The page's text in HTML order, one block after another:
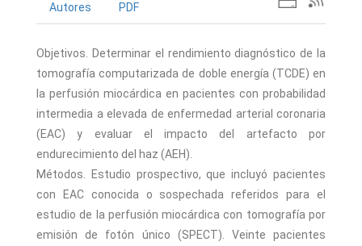
Autores PDF
Objetivos. Determinar el rendimiento diagnóstico de la
tomografía computarizada de doble energía (TCDE) en
la perfusión miocárdica en pacientes con probabilidad
intermedia a elevada de enfermedad arterial coronaria
(EAC) y evaluar el impacto del artefacto por
endurecimiento del haz (AEH).
Métodos. Estudio prospectivo, que incluyó pacientes
con EAC conocida o sospechada referidos para el
estudio de la perfusión miocárdica con tomografía por
emisión de fotón único (SPECT). Veinte pacientes